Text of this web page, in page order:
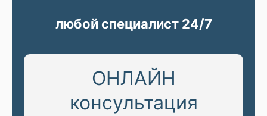
ОНЛАЙН
консультация
любой специалист 24/7